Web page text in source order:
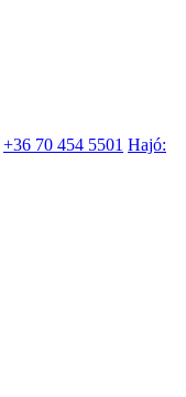
+36 70 454 5501 Hajó: